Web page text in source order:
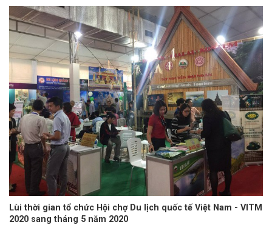
Lùi thời gian tổ chức Hội chợ Du lịch quốc tế Việt Nam - VITM
2020 sang tháng 5 năm 2020